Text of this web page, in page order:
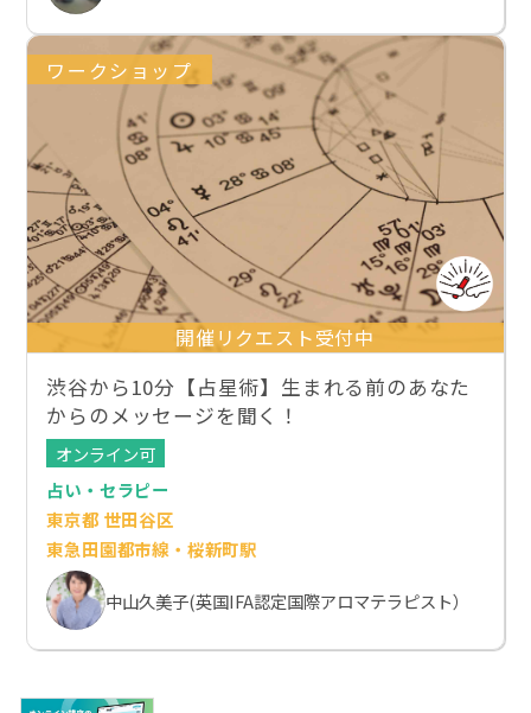
ワークショップ
開催リクエスト受付中
渋谷から10分【占星術】生まれる前のあなた
からのメッセージを聞く！
オンライン可
占い・セラピー
東京都 世田谷区
東急田園都市線・桜新町駅
中山久美子(英国IFA認定国際アロマテラピスト）